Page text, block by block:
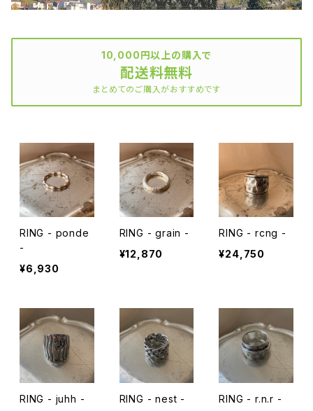
10,000円以上の購入で
配送料無料
まとめてのご購入がおすすめです
RING - ponde
-
¥6,930
RING - grain -
¥12,870
RING - rcng -
¥24,750
RING - juhh -
RING - nest -
RING - r.n.r -